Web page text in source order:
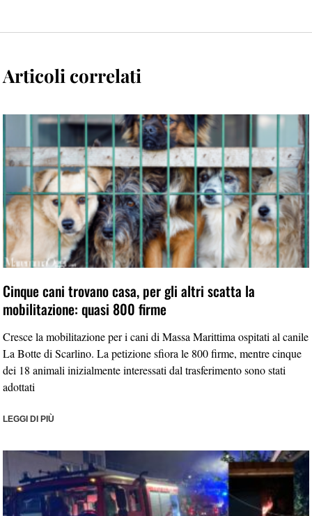
Articoli correlati
Cinque cani trovano casa, per gli altri scatta la
mobilitazione: quasi 800 firme
Cresce la mobilitazione per i cani di Massa Marittima ospitati al canile
La Botte di Scarlino. La petizione sfiora le 800 firme, mentre cinque
dei 18 animali inizialmente interessati dal trasferimento sono stati
adottati
LEGGI DI PIÙ